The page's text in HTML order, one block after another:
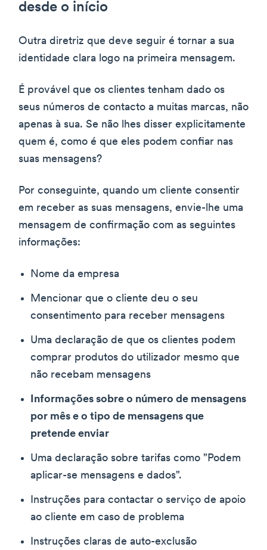
desde o início
Outra diretriz que deve seguir é tornar a sua
identidade clara logo na primeira mensagem.
É provável que os clientes tenham dado os
seus números de contacto a muitas marcas, não
apenas à sua. Se não lhes disser explicitamente
quem é, como é que eles podem confiar nas
suas mensagens?
Por conseguinte, quando um cliente consentir
em receber as suas mensagens, envie-lhe uma
mensagem de confirmação com as seguintes
informações:
Nome da empresa
Mencionar que o cliente deu o seu
consentimento para receber mensagens
Uma declaração de que os clientes podem
comprar produtos do utilizador mesmo que
não recebam mensagens
Informações sobre o número de mensagens
por mês e o tipo de mensagens que
pretende enviar
Uma declaração sobre tarifas como "Podem
aplicar-se mensagens e dados".
Instruções para contactar o serviço de apoio
ao cliente em caso de problema
Instruções claras de auto-exclusão